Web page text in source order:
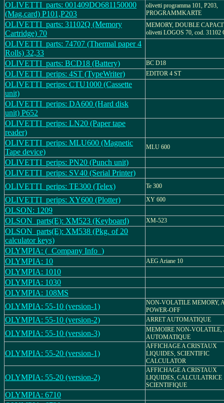
OLIVETTI_parts: 001409DO681150000
(Mag.card) P101,P203
olivetti programma 101, P203,
PROGRAMMKARTE
OLIVETTI_parts: 31102Q (Memory
Cartridge) 70
MEMORY, DOUBLE
olivetti LOGOS 70, cod. 31102
OLIVETTI_parts: 74707 (Thermal paper 4
Rolls) 32,33
OLIVETTI_parts: BCD18 (Battery)
BC D18
OLIVETTI_perips: 4ST (TypeWriter) EDITOR 4 ST
OLIVETTI_perips: CTU1000 (Cassette
unit)
OLIVETTI_perips: DA600 (Hard disk
unit) P652
OLIVETTI_perips: LN20 (Paper tape
reader)
OLIVETTI_perips: MLU600 (Magnetic
Tape device)
MLU 600
OLIVETTI_perips: PN20 (Punch unit)
OLIVETTI_perips: SV40 (Serial Printer)
OLIVETTI_perips: TE300 (Telex)
Te 300
OLIVETTI_perips: XY600 (Plotter) XY 600
OLSON: 1209
OLSON_parts(E): XM523 (Keyboard)
XM-523
OLSON_parts(E): XM538 (Pkg. of 20
calculator keys)
OLYMPIA: (_Company Info_)
OLYMPIA: 10
AEG Ariane 10
OLYMPIA: 1010
OLYMPIA: 1030
OLYMPIA: 108MS
OLYMPIA: 55-10 (version-1)
NON-VOLATILE MEMORY,
POWER-OFF
OLYMPIA: 55-10 (version-2) ARRET AUTOMATIQUE
OLYMPIA: 55-10 (version-3)
MEMOIRE NON-VOLATILE,
AUTOMATIQUE
OLYMPIA: 55-20 (version-1)
AFFICHAGE A CRISTAUX
LIQUIDES, SCIENTIFIC
CALCULATOR
OLYMPIA: 55-20 (version-2)
AFFICHAGE A CRISTAUX
LIQUIDES, CALCULATRICE
SCIENTIFIQUE
OLYMPIA: 6710